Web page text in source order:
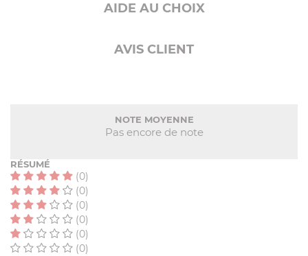
AIDE AU CHOIX
AVIS CLIENT
NOTE MOYENNE
Pas encore de note
RÉSUMÉ
(0)
(0)
(0)
(0)
(0)
(0)